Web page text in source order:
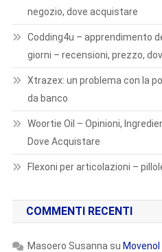
negozio, dove acquistare
Codding4u – apprendimento
giorni – recensioni, prezzo,
Xtrazex: un problema con la
da banco
Woortie Oil – Opinioni,
Dove Acquistare
Flexoni per articolazioni –
COMMENTI RECENTI
Masoero Susanna su